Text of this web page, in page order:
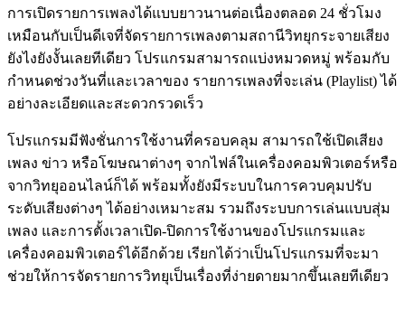
การเปิดรายการเพลงได้แบบยาวนานต่อเนื่องตลอด 24 ชั่วโมง
เหมือนกับเป็นดีเจที่จัดรายการเพลงตามสถานีวิทยุกระจายเสียง
ยังไงยังงั้นเลยทีเดียว โปรแกรมสามารถแบ่งหมวดหมู่ พร้อมกับ
กำหนดช่วงวันที่และเวลาของ รายการเพลงที่จะเล่น (Playlist) ได้
อย่างละเอียดและสะดวกรวดเร็ว
โปรแกรมมีฟังชั่นการใช้งานที่ครอบคลุม สามารถใช้เปิดเสียง
เพลง ข่าว หรือโฆษณาต่างๆ จากไฟล์ในเครื่องคอมพิวเตอร์หรือ
จากวิทยุออนไลน์ก็ได้ พร้อมทั้งยังมีระบบในการควบคุมปรับ
ระดับเสียงต่างๆ ได้อย่างเหมาะสม รวมถึงระบบการเล่นแบบสุ่ม
เพลง และการตั้งเวลาเปิด-ปิดการใช้งานของโปรแกรมและ
เครื่องคอมพิวเตอร์ได้อีกด้วย เรียกได้ว่าเป็นโปรแกรมที่จะมา
ช่วยให้การจัดรายการวิทยุเป็นเรื่องที่ง่ายดายมากขึ้นเลยทีเดียว